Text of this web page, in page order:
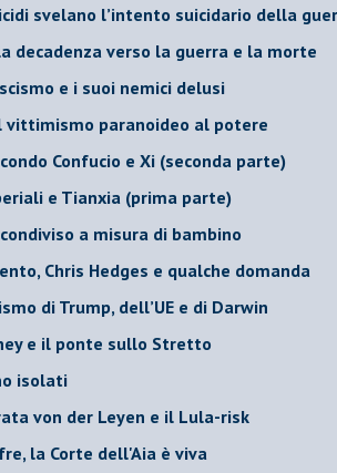
svelano l’intento suicidario della
decadenza verso la guerra e la morte
e i suoi nemici delusi
vittimismo paranoideo al potere
Confucio e Xi (seconda parte)
e Tianxia (prima parte)
a misura di bambino
Chris Hedges e qualche domanda
di Trump, dell’UE e di Darwin
e il ponte sullo Stretto
isolati
von der Leyen e il Lula-risk
la Corte dell'Aia è viva